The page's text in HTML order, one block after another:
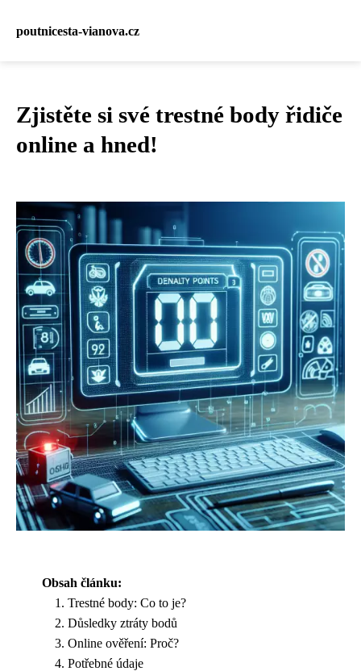
poutnicesta-vianova.cz
Zjistěte si své trestné body řidiče
online a hned!
Obsah článku:
Trestné body: Co to je?
Důsledky ztráty bodů
Online ověření: Proč?
Potřebné údaje